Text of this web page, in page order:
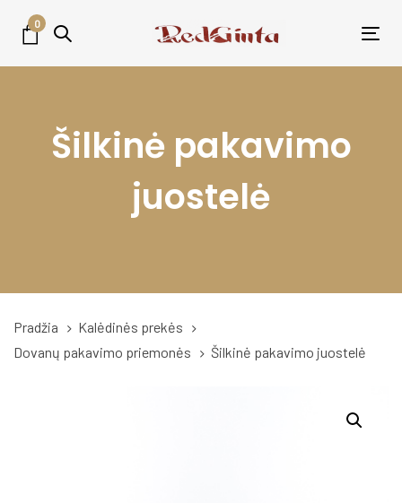
links
0
Šilkinė pakavimo
juostelė
Pradžia
Kalėdinės prekės
Dovanų pakavimo priemonės
Šilkinė pakavimo juostelė